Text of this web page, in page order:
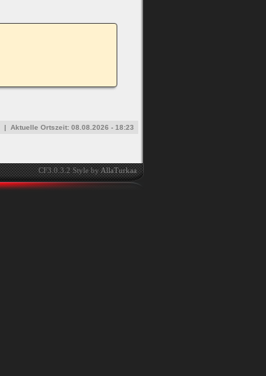
| Aktuelle Ortszeit: 08.08.2026 - 18:23
CF3.0.3.2 Style byAllaTurkaa